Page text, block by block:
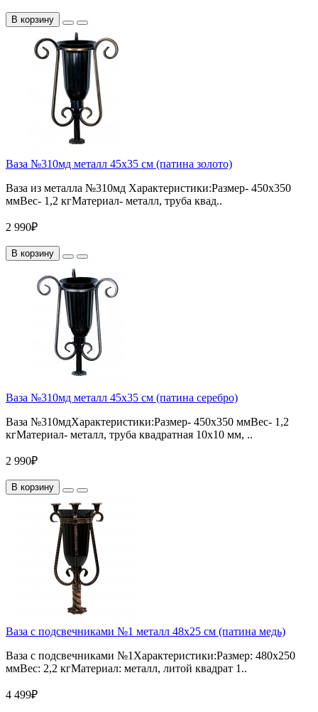
В корзину
Ваза №310мд металл 45х35 см (патина золото)
Ваза из металла №310мд Характеристики:Размер- 450х350
ммВес- 1,2 кгМатериал- металл, труба квад..
2 990₽
В корзину
Ваза №310мд металл 45х35 см (патина серебро)
Ваза №310мдХарактеристики:Размер- 450х350 ммВес- 1,2
кгМатериал- металл, труба квадратная 10х10 мм, ..
2 990₽
В корзину
Ваза с подсвечниками №1 металл 48х25 см (патина медь)
Ваза с подсвечниками №1Характеристики:Размер: 480х250
ммВес: 2,2 кгМатериал: металл, литой квадрат 1..
4 499₽